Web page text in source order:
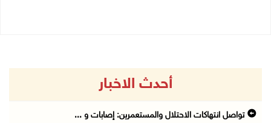
أحدث الاخبار
تواصل انتهاكات الاحتلال والمستعمرين: إصابات و ...